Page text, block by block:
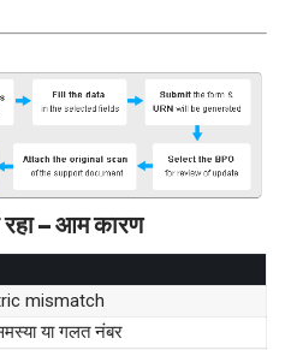
रहा – आम कारण
mismatch
या गलत नंबर